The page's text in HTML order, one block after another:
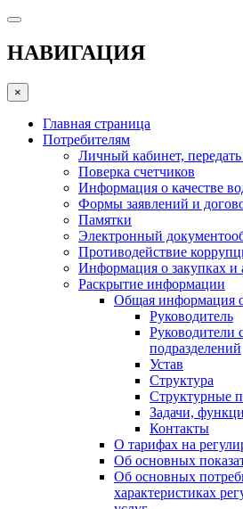
НАВИГАЦИЯ
×
Главная страница
Потребителям
Личный кабинет,
Поверка счетчиков
Информация о качестве
Формы заявлений и
Памятки
Электронный
Противодействие
Информация о закупках и
Раскрытие информации
Общая информация
Руководитель
Руководители
подразделений
Устав
Структура
Структурные
Задачи,
Контакты
О тарифах на
Об основных
Об основных
характеристиках